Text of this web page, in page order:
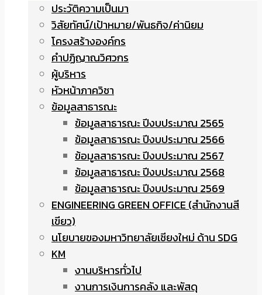
ประวัติความเป็นมา
วิสัยทัศน์/เป้าหมาย/พันธกิจ/ค่านิยม
โครงสร้างองค์กร
คำปฏิญาณวิศวกร
ผู้บริหาร
หัวหน้าภาควิชา
ข้อมูลสาธารณะ
ข้อมูลสาธารณะ ปีงบประมาณ 2565
ข้อมูลสาธารณะ ปีงบประมาณ 2566
ข้อมูลสาธารณะ ปีงบประมาณ 2567
ข้อมูลสาธารณะ ปีงบประมาณ 2568
ข้อมูลสาธารณะ ปีงบประมาณ 2569
ENGINEERING GREEN OFFICE (สำนักงานสี
เขียว)
นโยบายของมหาวิทยาลัยเชียงใหม่ ด้าน SDG
KM
งานบริหารทั่วไป
งานการเงินการคลัง และพัสดุ